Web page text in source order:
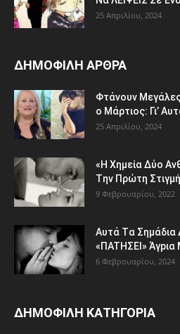
25 Απριλίου, 2024
ΔΗΜΟΦΙΛΗ ΑΡΘΡΑ
Φτάvoυν
ο Μάρτιος: Γι’
25 Απριλίου, 2024
«H Χημεία Δύo
Tην Πρώτη
9 Φεβρουαρίου, 2022
Aυτά Tα Σημάδια
«ΠATHΣΕΙ» Άγpια
6 Φεβρουαρίου, 2024
ΔΗΜΟΦΙΛΗ ΚΑΤΗΓΟΡΙΑ